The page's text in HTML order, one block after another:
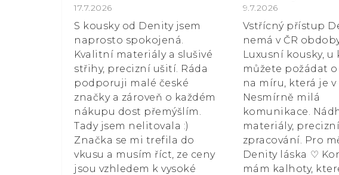
Hodnocení obchodu je 5 z 5 hvězdiček.
17.7.2026
S kousky od Denity jsem
naprosto spokojená.
Kvalitní materiály a slušivé
střihy, precizní ušití. Ráda
podporuji malé české
značky a zároveň o každém
nákupu dost přemýšlím.
Tady jsem nelitovala :)
Značka se mi trefila do
vkusu a musím říct, ze ceny
jsou vzhledem k vysoké
Hodnocení
9.7.2026
Vstřícný přístup
nemá v ČR
Luxusní kousky, u
můžete požádat
na míru, která je v
Nesmírně milá
komunikace.
materiály,
zpracování. Pro
Denity láska ⁠♡
mám kalhoty,